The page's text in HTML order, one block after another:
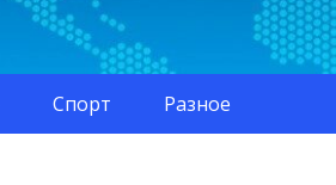
Спорт Разное